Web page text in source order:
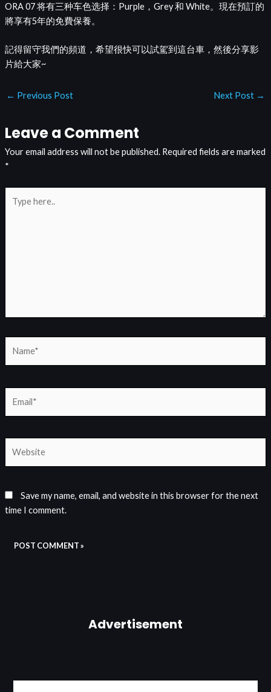
ORA 07 将有三种车色选择：Purple，Grey 和 White。現在預訂的
將享有5年的免費保養。
記得留守我們的頻道，希望很快可以試駕到這台車，然後分享影
片給大家~
← Previous Post Next Post →
Leave a Comment
Your email address will not be published. Required fields are marked
*
here..
Save my name, email, and website in this browser for the next
time I comment.
Advertisement